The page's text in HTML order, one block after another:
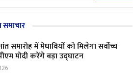
समाचार
समारोह में मेधावियों को मिलेगा सर्वोच्च
मोदी करेंगे बड़ा उद्घाटन